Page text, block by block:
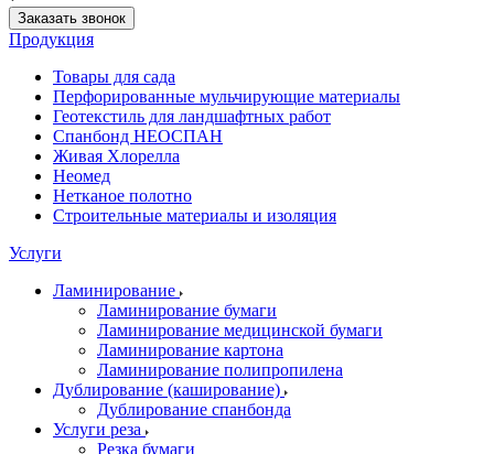
Заказать звонок
Продукция
Товары для сада
Перфорированные мульчирующие материалы
Геотекстиль для ландшафтных работ
Спанбонд НЕОСПАН
Живая Хлорелла
Нeомед
Нетканое полотно
Строительные материалы и изоляция
Услуги
Ламинирование
Ламинирование бумаги
Ламинирование медицинской бумаги
Ламинирование картона
Ламинирование полипропилена
Дублирование (каширование)
Дублирование спанбонда
Услуги реза
Резка бумаги